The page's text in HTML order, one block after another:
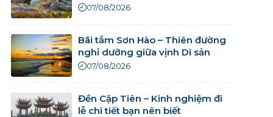
07/08/2026
Bãi tắm Sơn Hào – Thiên đường
nghỉ dưỡng giữa vịnh Di sản
07/08/2026
Đền Cặp Tiên – Kinh nghiệm đi
lễ chi tiết bạn nên biết